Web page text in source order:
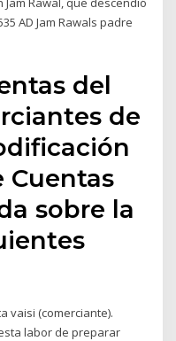
AD Jam Rawals padre
del
de
Cuentas
sobre la
vaisi (comerciante).
labor de preparar